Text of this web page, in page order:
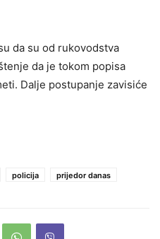
da su od rukovodstva
da je tokom popisa
Dalje postupanje zavisiće
policija prijedor danas